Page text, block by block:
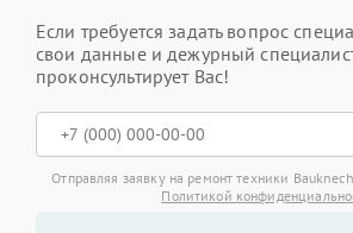
Если требуется задать вопрос
свои данные и дежурный
проконсультирует Вас!
Отправляя заявку на ремонт техники
Политикой